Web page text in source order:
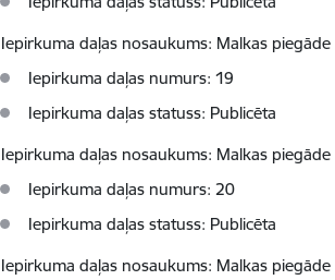
Iepirkuma daļas nosaukums: Malkas
Iepirkuma daļas numurs: 19
Iepirkuma daļas statuss: Publicēta
Iepirkuma daļas nosaukums: Malkas
Iepirkuma daļas numurs: 20
Iepirkuma daļas statuss: Publicēta
Iepirkuma daļas nosaukums: Malkas